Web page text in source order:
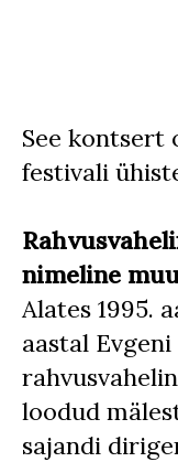
See kontsert
festivali
nimeline
Alates 1995.
aastal
loodud
sajandi